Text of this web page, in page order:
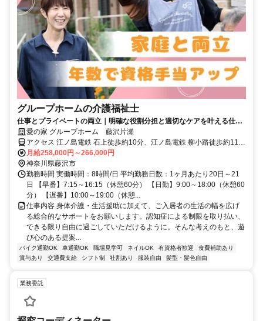
グループホームの介護福祉士
仕事とプライベートの両立｜明確な役割分担と適切なケアを叶える仕組
みが良好な人間関係の秘訣
愛の家 グループホーム 藤沢片瀬
アクセス 江ノ島電鉄 石上徒歩約10分、江ノ島電鉄 柳小路徒歩約11
分、江ノ島電鉄 鵠沼徒歩約14分 江ノ電バス「ミネベア」バス停下
車、徒歩5分
月給258,000円～266,000円
神奈川県藤沢市
勤務時間 実働時間：8時間/日 平均勤務日数：1ヶ月あたり20日～21
日 【早番】7:15～16:15（休憩60分） 【日勤】9:00～18:00（休憩60
分） 【遅番】10:00～19:00（休憩...
仕事内容 身体介護・生活援助に加えて、ご入居者の生活の幅を広げ
る総合的なサポートをお願いします。認知症による制限を取り払い、
できる限り自由に過ごしていただけるように。そんな考えのもと、遊
び心のある提案...
バイク通勤OK 車通勤OK 職場見学可 ネイルOK 有資格者歓迎
食費補助あり
賞与あり
交通費支給 シフト制 社割あり 服装自由 髪型・髪色自由
業務委託